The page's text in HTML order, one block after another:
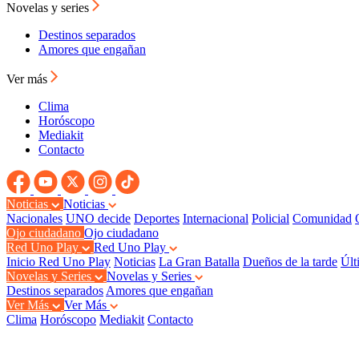
Novelas y series
Destinos separados
Amores que engañan
Ver más
Clima
Horóscopo
Mediakit
Contacto
Noticias
Noticias
Nacionales UNO decide Deportes Internacional Policial Comunidad
Ojo ciudadano Ojo ciudadano
Red Uno Play
Red Uno Play
Inicio Red Uno Play Noticias La Gran Batalla Dueños de la tarde
Novelas y Series
Novelas y Series
Destinos separados Amores que engañan
Ver Más
Ver Más
Clima Horóscopo Mediakit Contacto